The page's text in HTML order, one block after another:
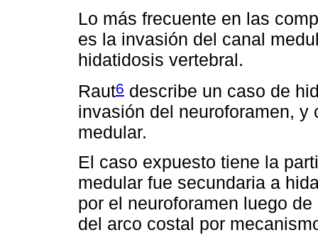
Lo más frecuente en las
es la invasión del canal
hidatidosis vertebral.
Raut6 describe un caso de
invasión del neuroforamen, y
medular.
El caso expuesto tiene la
medular fue secundaria a
por el neuroforamen luego
del arco costal por